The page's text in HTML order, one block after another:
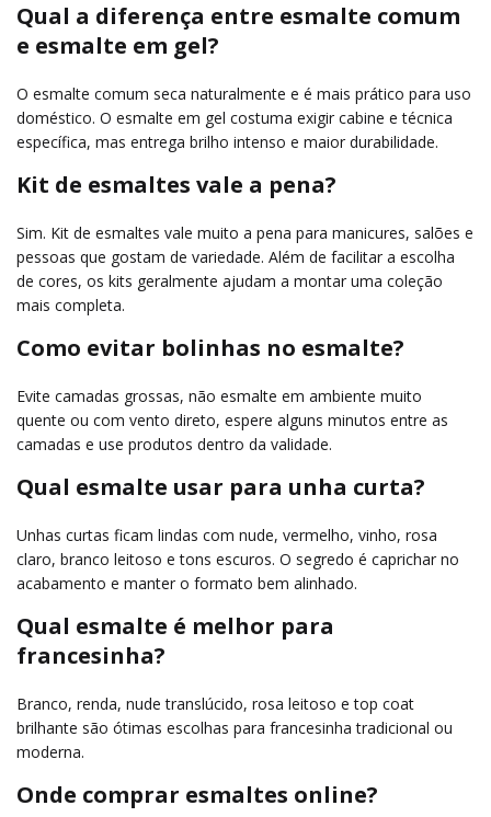
Qual a diferença entre esmalte comum
e esmalte em gel?
O esmalte comum seca naturalmente e é mais prático para uso
doméstico. O esmalte em gel costuma exigir cabine e técnica
específica, mas entrega brilho intenso e maior durabilidade.
Kit de esmaltes vale a pena?
Sim. Kit de esmaltes vale muito a pena para manicures, salões e
pessoas que gostam de variedade. Além de facilitar a escolha
de cores, os kits geralmente ajudam a montar uma coleção
mais completa.
Como evitar bolinhas no esmalte?
Evite camadas grossas, não esmalte em ambiente muito
quente ou com vento direto, espere alguns minutos entre as
camadas e use produtos dentro da validade.
Qual esmalte usar para unha curta?
Unhas curtas ficam lindas com nude, vermelho, vinho, rosa
claro, branco leitoso e tons escuros. O segredo é caprichar no
acabamento e manter o formato bem alinhado.
Qual esmalte é melhor para
francesinha?
Branco, renda, nude translúcido, rosa leitoso e top coat
brilhante são ótimas escolhas para francesinha tradicional ou
moderna.
Onde comprar esmaltes online?